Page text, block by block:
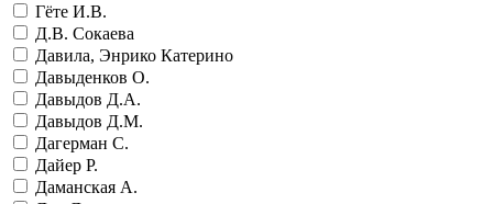
Гёте И.В.
Д.В. Сокаева
Давила, Энрико Катерино
Давыденков О.
Давыдов Д.А.
Давыдов Д.М.
Дагерман С.
Дайер Р.
Даманская А.